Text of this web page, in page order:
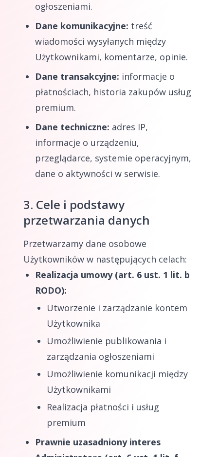
ogłoszeniami.
Dane komunikacyjne: treść
wiadomości wysyłanych między
Użytkownikami, komentarze, opinie.
Dane transakcyjne: informacje o
płatnościach, historia zakupów usług
premium.
Dane techniczne: adres IP,
informacje o urządzeniu,
przeglądarce, systemie operacyjnym,
dane o aktywności w serwisie.
3. Cele i podstawy
przetwarzania danych
Przetwarzamy dane osobowe
Użytkowników w następujących celach:
Realizacja umowy (art. 6 ust. 1 lit. b
RODO):
Utworzenie i zarządzanie kontem
Użytkownika
Umożliwienie publikowania i
zarządzania ogłoszeniami
Umożliwienie komunikacji między
Użytkownikami
Realizacja płatności i usług
premium
Prawnie uzasadniony interes